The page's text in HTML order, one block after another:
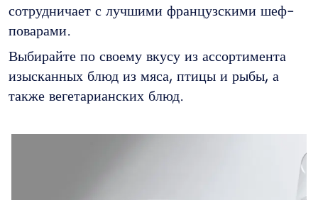
сотрудничает с лучшими французскими шеф-
поварами.
Выбирайте по своему вкусу из ассортимента
изысканных блюд из мяса, птицы и рыбы, а
также вегетарианских блюд.